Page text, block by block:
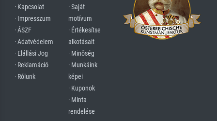
· Kapcsolat
· Impresszum
· ÁSZF
· Adatvédelem
· Elállási Jog
· Reklamáció
· Rólunk
· Saját
motívum
· Értékesítse
alkotásait
· Minőség
· Munkáink
képei
· Kuponok
· Minta
rendelése